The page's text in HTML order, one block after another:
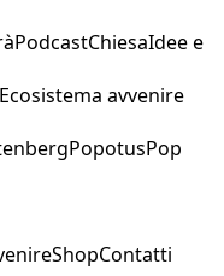
PodcastChiesaIdee e
Ecosistema avvenire
PopotusPop
ShopContatti